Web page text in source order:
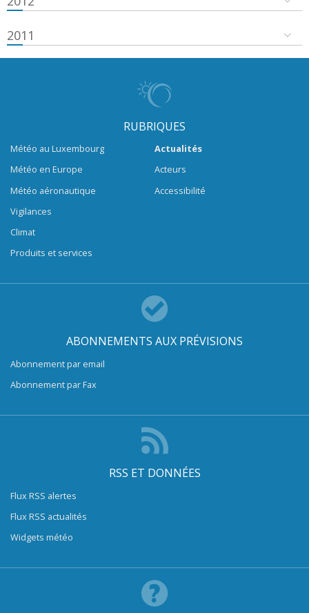
2011
RUBRIQUES
Météo au Luxembourg
Météo en Europe
Météo aéronautique
Vigilances
Climat
Produits et services
Actualités
Acteurs
Accessibilité
ABONNEMENTS AUX PRÉVISIONS
Abonnement par email
Abonnement par Fax
RSS ET DONNÉES
Flux RSS alertes
Flux RSS actualités
Widgets météo